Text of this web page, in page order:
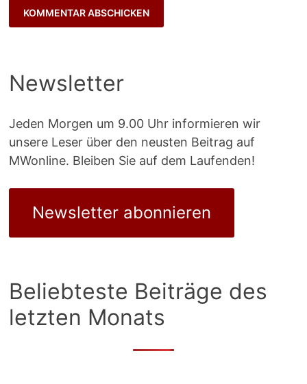
Newsletter
Jeden Morgen um 9.00 Uhr informieren wir
unsere Leser über den neusten Beitrag auf
MWonline. Bleiben Sie auf dem Laufenden!
Newsletter abonnieren
Beliebteste Beiträge des
letzten Monats